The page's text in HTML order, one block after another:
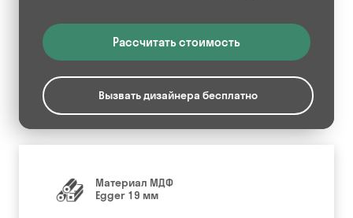
Рассчитать стоимость
Вызвать дизайнера бесплатно
Материал МДФ
Egger 19 мм